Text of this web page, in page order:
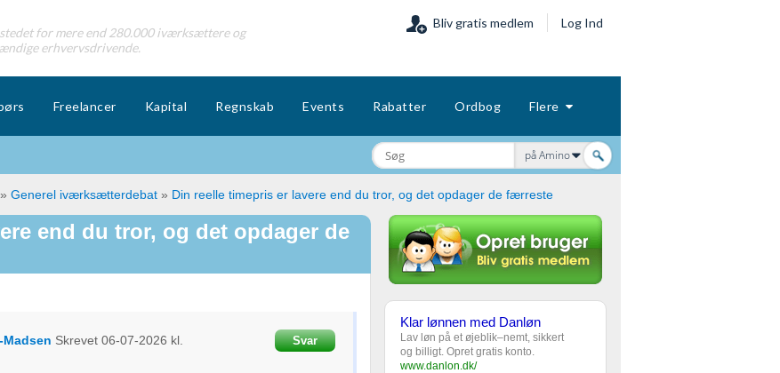
for mere end 280.000 iværksættere og
erhvervsdrivende.
Bliv gratis medlem Log Ind
Freelancer Kapital Regnskab Events Rabatter Ordbog Flere
på Amino
» Generel iværksætterdebat » Din reelle timepris er lavere end du tror, og det opdager de færreste
end du tror, og det opdager de
Skrevet 06-07-2026 kl.
Svar
Klar lønnen med Danløn
Lav løn på et øjeblik–nemt, sikkert
og billigt. Opret gratis konto.
www.danlon.dk/